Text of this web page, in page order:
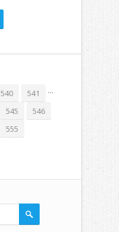
540
541
545
546
...
555